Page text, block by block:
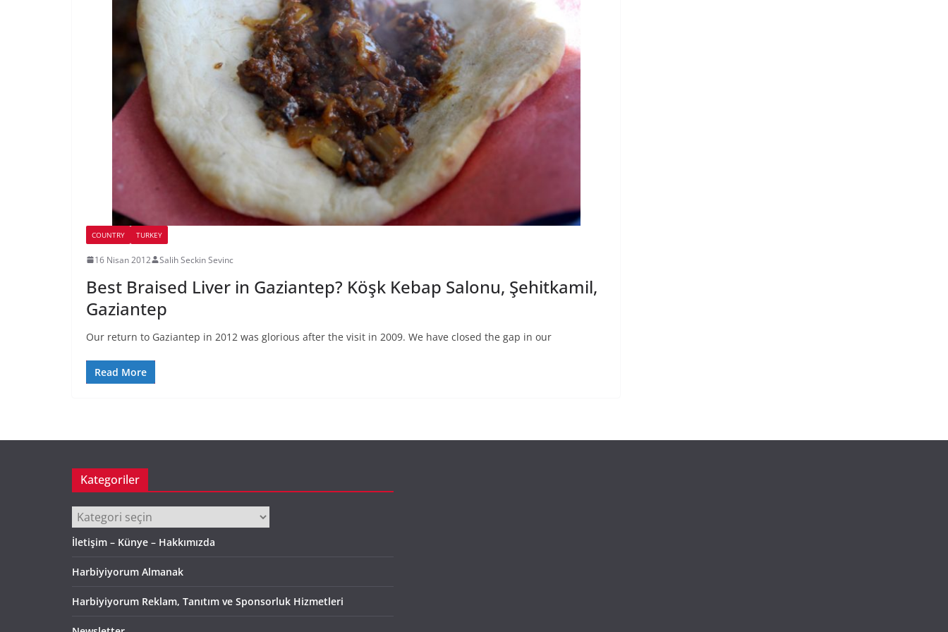
COUNTRY TURKEY
16 Nisan 2012 Salih Seckin Sevinc
Best Braised Liver in Gaziantep? Köşk Kebap Salonu, Şehitkamil,
Gaziantep
Our return to Gaziantep in 2012 was glorious after the visit in 2009. We have closed the gap in our
Read More
Kategoriler
Kategoriler
İletişim – Künye – Hakkımızda
Harbiyiyorum Almanak
Harbiyiyorum Reklam, Tanıtım ve Sponsorluk Hizmetleri